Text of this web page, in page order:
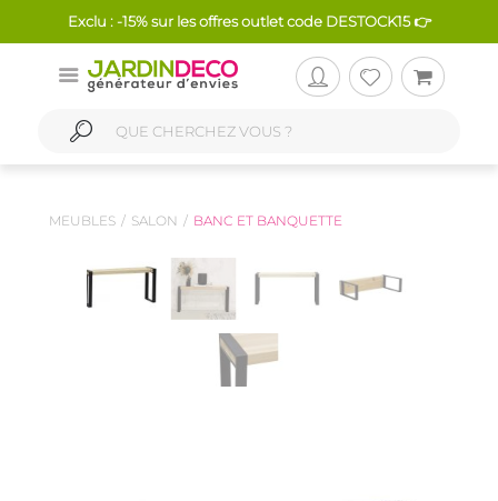
Exclu : -15% sur les offres outlet code DESTOCK15 👉
MEUBLES SALON BANC ET BANQUETTE